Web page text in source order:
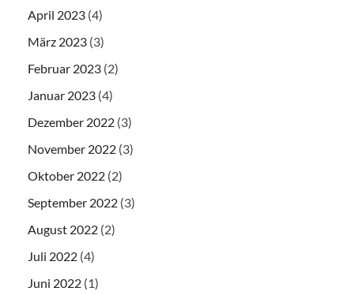
April 2023 (4)
März 2023 (3)
Februar 2023 (2)
Januar 2023 (4)
Dezember 2022 (3)
November 2022 (3)
Oktober 2022 (2)
September 2022 (3)
August 2022 (2)
Juli 2022 (4)
Juni 2022 (1)